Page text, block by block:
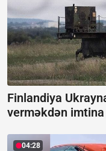
Finlandiya
verməkdən
04:28